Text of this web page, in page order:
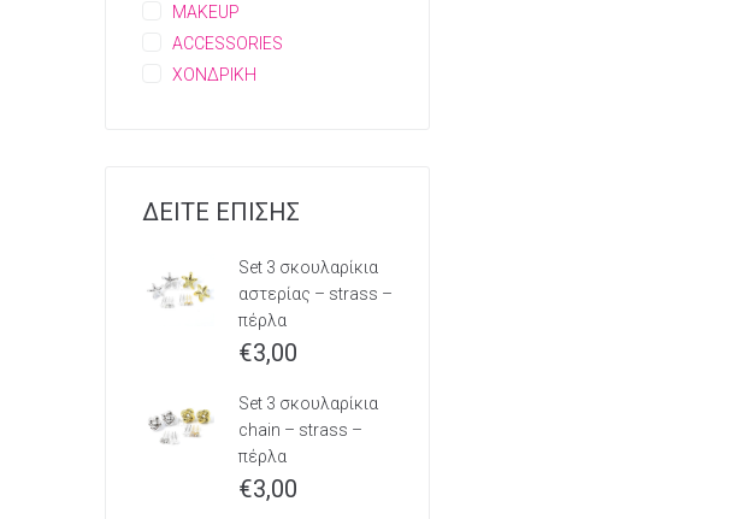
MAKEUP
ACCESSORIES
ΧΟΝΔΡΙΚΗ
ΔΕΙΤΕ ΕΠΙΣΗΣ
Set 3 σκουλαρίκια
αστερίας – strass –
πέρλα
€3,00
Set 3 σκουλαρίκια
chain – strass –
πέρλα
€3,00